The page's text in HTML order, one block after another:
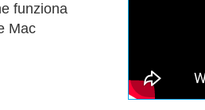
funziona
Mac